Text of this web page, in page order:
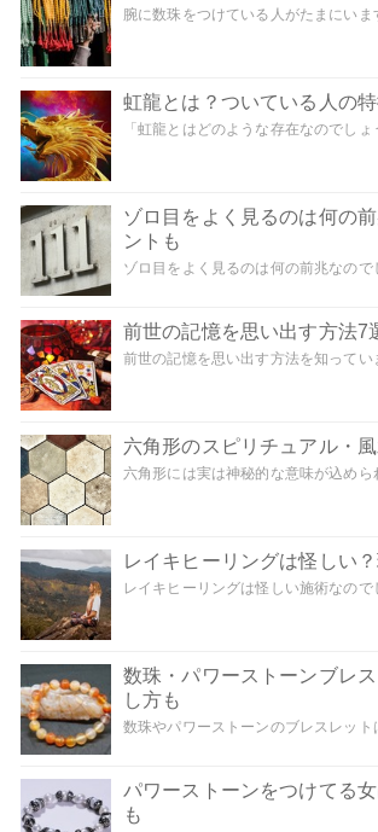
腕に数珠をつけている人がたまにい
虹龍とは？ついている人の
「虹龍とはどのような存在なのでし
ゾロ目をよく見るのは何の
ントも
ゾロ目をよく見るのは何の前兆なの
前世の記憶を思い出す方法7
前世の記憶を思い出す方法を知って
六角形のスピリチュアル・
六角形には実は神秘的な意味が込め
レイキヒーリングは怪しい
レイキヒーリングは怪しい施術なの
数珠・パワーストーンブレ
し方も
数珠やパワーストーンのブレスレッ
パワーストーンをつけてる
も